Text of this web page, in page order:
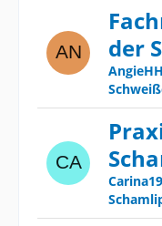
der
AngieHH